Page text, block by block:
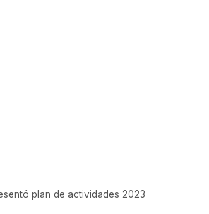
plan de actividades 2023